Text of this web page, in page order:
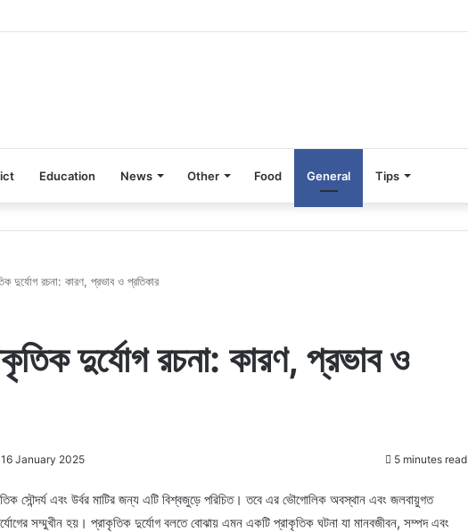
Education News Other Food General Tips
দুর্যোগ রচনা: কারণ, প্রভাব ও প্রতিকার
দুর্যোগ রচনা: কারণ, প্রভাব ও
January 2025 5 minutes read
সৌন্দর্য এবং উর্বর মাটির জন্য এটি বিশ্বজুড়ে পরিচিত। তবে এর ভৌগোলিক অবস্থান এবং জলবায়ুগত
সম্মুখীন হয়। প্রাকৃতিক দুর্যোগ বলতে বোঝায় এমন একটি প্রাকৃতিক ঘটনা যা মানবজীবন, সম্পদ এবং